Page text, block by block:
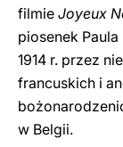
filmie Joyeux
piosenek
1914 r. przez
francuskich i
w Belgii.